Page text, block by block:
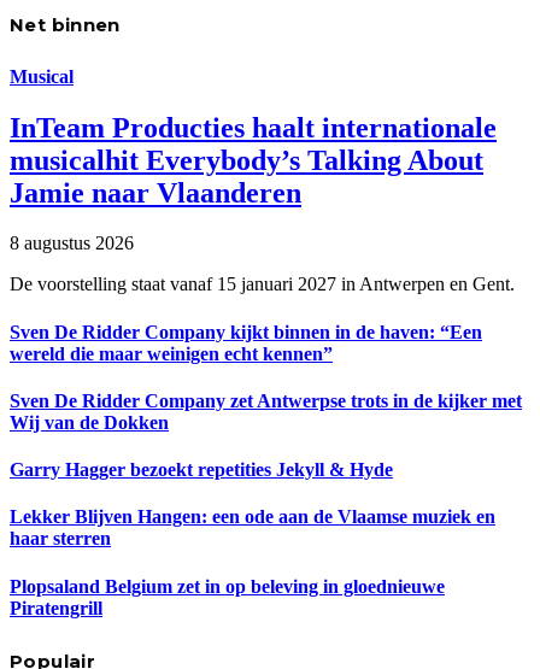
Net binnen
Musical
InTeam Producties haalt internationale
musicalhit Everybody’s Talking About
Jamie naar Vlaanderen
8 augustus 2026
De voorstelling staat vanaf 15 januari 2027 in Antwerpen en Gent.
Sven De Ridder Company kijkt binnen in de haven: “Een
wereld die maar weinigen echt kennen”
Sven De Ridder Company zet Antwerpse trots in de kijker met
Wij van de Dokken
Garry Hagger bezoekt repetities Jekyll & Hyde
Lekker Blijven Hangen: een ode aan de Vlaamse muziek en
haar sterren
Plopsaland Belgium zet in op beleving in gloednieuwe
Piratengrill
Populair